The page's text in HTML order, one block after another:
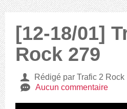
[12-18/01]
Rock 279
U Rédigé par Trafic 2 Rock
e Aucun commentaire